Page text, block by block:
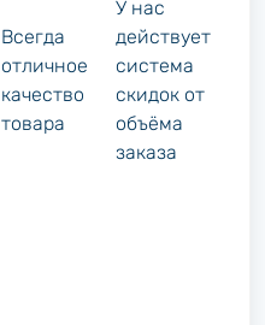
Всегда
отличное
качество
товара
У нас
действует
система
скидок от
объёма
заказа